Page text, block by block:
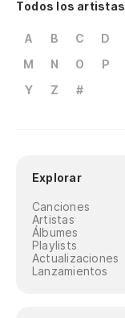
Todos los artistas
A B C D
M
N O P
Y
Z #
Explorar
Canciones
Artistas
Álbumes
Playlists
Actualizaciones
Lanzamientos